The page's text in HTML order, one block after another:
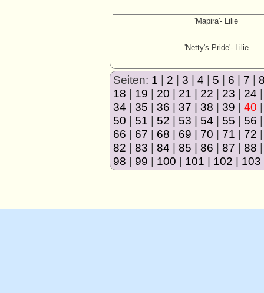
'Mapira'- Lilie
'Netty's Pride'- Lilie
Seiten: 1 | 2 | 3 | 4 | 5 | 6 | 7 |
18 | 19 | 20 | 21 | 22 | 23 | 24
34 | 35 | 36 | 37 | 38 | 39 | 40
50 | 51 | 52 | 53 | 54 | 55 | 56
66 | 67 | 68 | 69 | 70 | 71 | 72
82 | 83 | 84 | 85 | 86 | 87 | 88
98 | 99 | 100 | 101 | 102 | 103